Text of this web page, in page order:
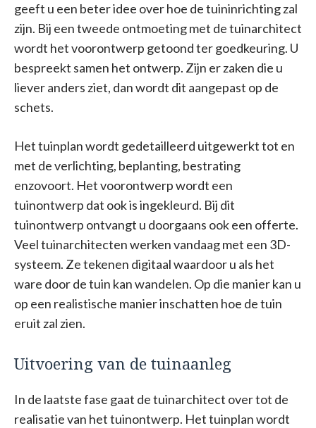
geeft u een beter idee over hoe de tuininrichting zal
zijn. Bij een tweede ontmoeting met de tuinarchitect
wordt het voorontwerp getoond ter goedkeuring. U
bespreekt samen het ontwerp. Zijn er zaken die u
liever anders ziet, dan wordt dit aangepast op de
schets.
Het tuinplan wordt gedetailleerd uitgewerkt tot en
met de verlichting, beplanting, bestrating
enzovoort. Het voorontwerp wordt een
tuinontwerp dat ook is ingekleurd. Bij dit
tuinontwerp ontvangt u doorgaans ook een offerte.
Veel tuinarchitecten werken vandaag met een 3D-
systeem. Ze tekenen digitaal waardoor u als het
ware door de tuin kan wandelen. Op die manier kan u
op een realistische manier inschatten hoe de tuin
eruit zal zien.
Uitvoering van de tuinaanleg
In de laatste fase gaat de tuinarchitect over tot de
realisatie van het tuinontwerp. Het tuinplan wordt